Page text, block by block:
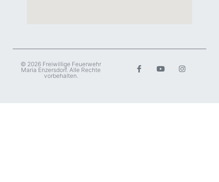
© 2026 Freiwillige Feuerwehr
Maria Enzersdorf. Alle Rechte
vorbehalten.